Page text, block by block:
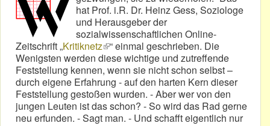
hat Prof. i.R. Dr. Heinz Gess, Soziologe
und Herausgeber der
sozialwissenschaftlichen Online-
Zeitschrift „Kritiknetz(link is external)
“ einmal geschrieben. Die
Wenigsten werden diese wichtige und zutreffende
Feststellung kennen, wenn sie nicht schon selbst –
durch eigene Erfahrung - auf den harten Kern dieser
Feststellung gestoßen wurden. - Aber wer von den
jungen Leuten ist das schon? - So wird das Rad gerne
neu erfunden. - Sagt man. - Und schafft eigentlich nur